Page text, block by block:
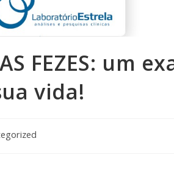
FEZES: um
vida!